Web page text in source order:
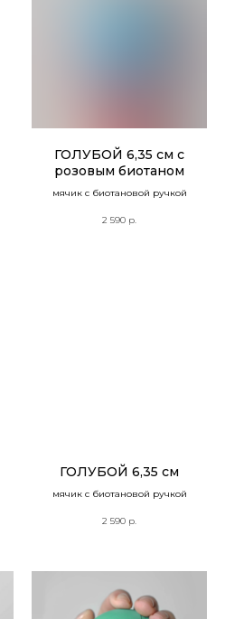
ГОЛУБОЙ 6,35 см c
розовым биотаном
мячик с биотановой ручкой
2 590 р.
ГОЛУБОЙ 6,35 см
мячик с биотановой ручкой
2 590 р.